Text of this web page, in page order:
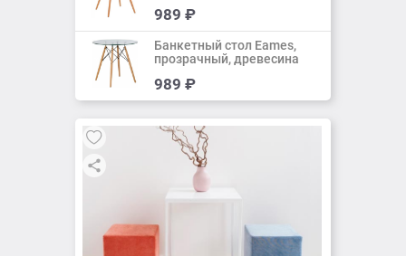
Добавить
Добавлено
989 ₽
Добавить
Добавлено
Банкетный стол Eames,
прозрачный, древесина
989 ₽